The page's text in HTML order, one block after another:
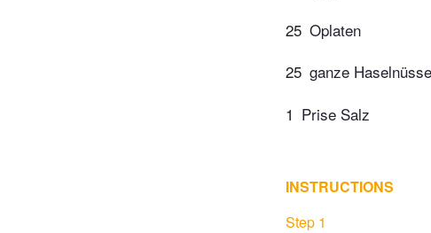
25 Oplaten
25 ganze Haselnüsse
1 Prise Salz
INSTRUCTIONS
Step 1